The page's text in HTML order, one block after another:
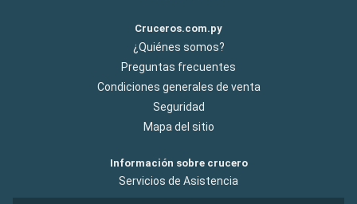
Cruceros.com.py
¿Quiénes somos?
Preguntas frecuentes
Condiciones generales de venta
Seguridad
Mapa del sitio
Información sobre crucero
Servicios de Asistencia